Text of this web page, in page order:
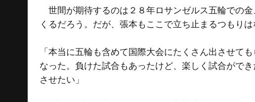
世間が期待するのは２８年ロサンゼルス五輪での
くるだろう。だが、張本もここで立ち止まるつもりは
「本当に五輪も含めて国際大会にたくさん出させて
なった。負けた試合もあったけど、楽しく試合がで
させたい」